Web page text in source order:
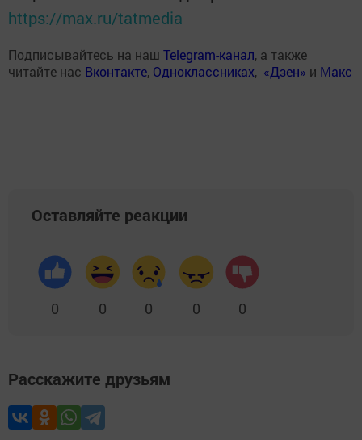
https://max.ru/tatmedia
Подписывайтесь на наш Telegram-канал, а также
читайте нас Вконтакте, Одноклассниках, «Дзен» и Макс
Оставляйте реакции
0 0 0 0 0
Расскажите друзьям